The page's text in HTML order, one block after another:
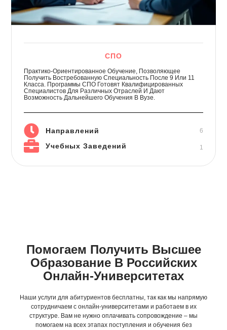
СПО
Практико-Ориентированное Обучение, Позволяющее
Получить Востребованную Специальность После 9 Или 11
Класса. Программы СПО Готовят Квалифицированных
Специалистов Для Различных Отраслей И Дают
Возможность Дальнейшего Обучения В Вузе.
Направлений 6
Учебных Заведений 1
Помогаем Получить Высшее
Образование В Российских
Онлайн-Университетах
Наши услуги для абитуриентов бесплатны, так как мы напрямую
сотрудничаем с онлайн-университетами и работаем в их
структуре. Вам не нужно оплачивать сопровождение – мы
помогаем на всех этапах поступления и обучения без